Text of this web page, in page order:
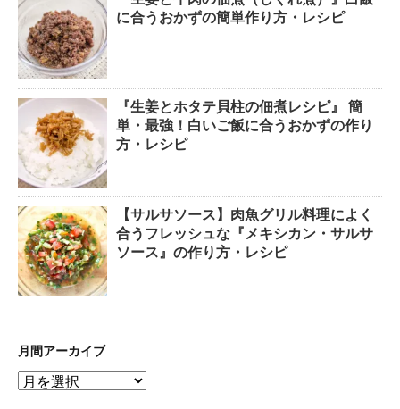
に合うおかずの簡単作り方・レシピ
『生姜とホタテ貝柱の佃煮レシピ』 簡
単・最強！白いご飯に合うおかずの作り
方・レシピ
【サルサソース】肉魚グリル料理によく
合うフレッシュな『メキシカン・サルサ
ソース』の作り方・レシピ
月間アーカイブ
月